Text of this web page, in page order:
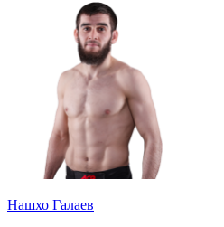
Нашхо Галаев